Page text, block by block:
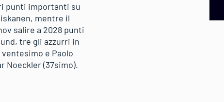
punti importanti su
mentre il
salire a 2028 punti
tre gli azzurri in
e Paolo
Noeckler (37simo).